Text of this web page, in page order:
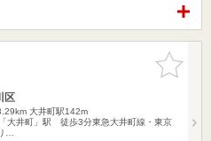
お気に入
りに追加
区
大井町駅142m
大井町」駅 徒歩3分東急大井町線・東京
…